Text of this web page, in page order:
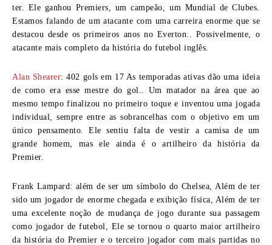
ter. Ele ganhou Premiers, um campeão, um Mundial de Clubes.
Estamos falando de um atacante com uma carreira enorme que se
destacou desde os primeiros anos no Everton.. Possivelmente, o
atacante mais completo da história do futebol inglês.
Alan Shearer: 402 gols em 17 As temporadas ativas dão uma ideia
de como era esse mestre do gol.. Um matador na área que ao
mesmo tempo finalizou no primeiro toque e inventou uma jogada
individual, sempre entre as sobrancelhas com o objetivo em um
único pensamento. Ele sentiu falta de vestir a camisa de um
grande homem, mas ele ainda é o artilheiro da história da
Premier.
Frank Lampard: além de ser um símbolo do Chelsea, Além de ter
sido um jogador de enorme chegada e exibição física, Além de ter
uma excelente noção de mudança de jogo durante sua passagem
como jogador de futebol, Ele se tornou o quarto maior artilheiro
da história do Premier e o terceiro jogador com mais partidas no